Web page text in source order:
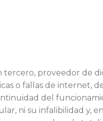
proveedor de
o fallas de internet,
del
ni su infalibilidad y,